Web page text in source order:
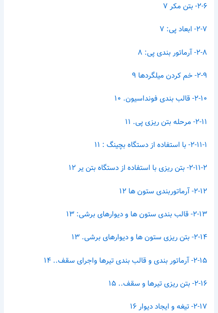
۲-۶- بتن مکر ۷
۲-۷- ابعاد پی: ۷
۲-۸- آرماتور بندی پی: ۸
۲-۹- خم کردن میلگردها ۹
۲-۱۰- قالب بندی فونداسیون. ۱۰
۲-۱۱- مرحله بتن ریزی پی. ۱۱
۲-۱۱-۱- با استفاده از دستگاه بچینگ : ۱۱
۲-۱۱-۲- بتن ریزی با استفاده از دستگاه بتن یر ۱۲
۲-۱۲- آرماتوربندی ستون ها ۱۲
۲-۱۳- قالب بندی ستون ها و دیوارهای برشی: ۱۳
۲-۱۴- بتن ریزی ستون ها و دیوارهای برشی. ۱۳
۲-۱۵- آرماتور بندی و قالب بندی تیرها واجرای سقف.. ۱۴
۲-۱۶- بتن ریزی تیرها و سقف.. ۱۵
۲-۱۷- تیغه و ایجاد دیوار ۱۶